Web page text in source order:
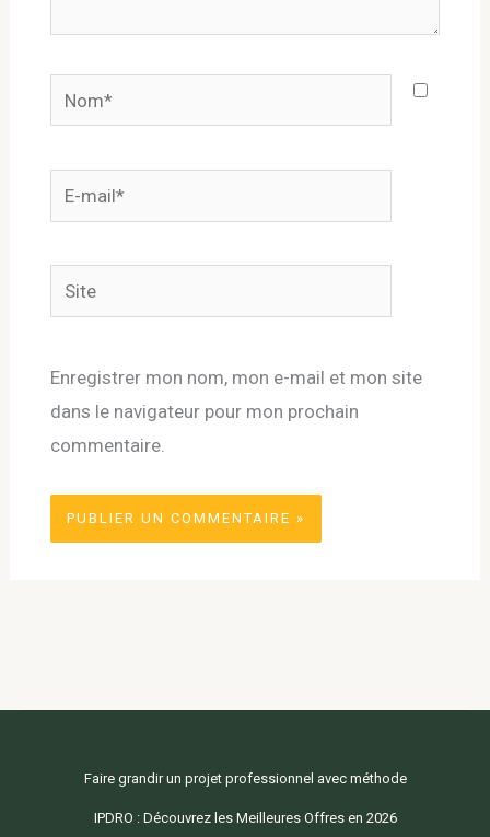
Nom*
mail*
Site
Enregistrer mon nom, mon e-mail et mon site
dans le navigateur pour mon prochain
commentaire.
Faire grandir un projet professionnel avec méthode
IPDRO : Découvrez les Meilleures Offres en 2026